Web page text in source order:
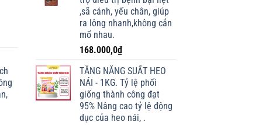
,sã cánh, yếu chân, giúp
ra lông nhanh,không cắn
mổ nhau.
168.000,0₫
TĂNG NĂNG SUẤT HEO
NÁI - 1KG. Tỷ lệ phối
giống thành công đạt
95% Nâng cao tỷ lệ động
dục của heo nái, .